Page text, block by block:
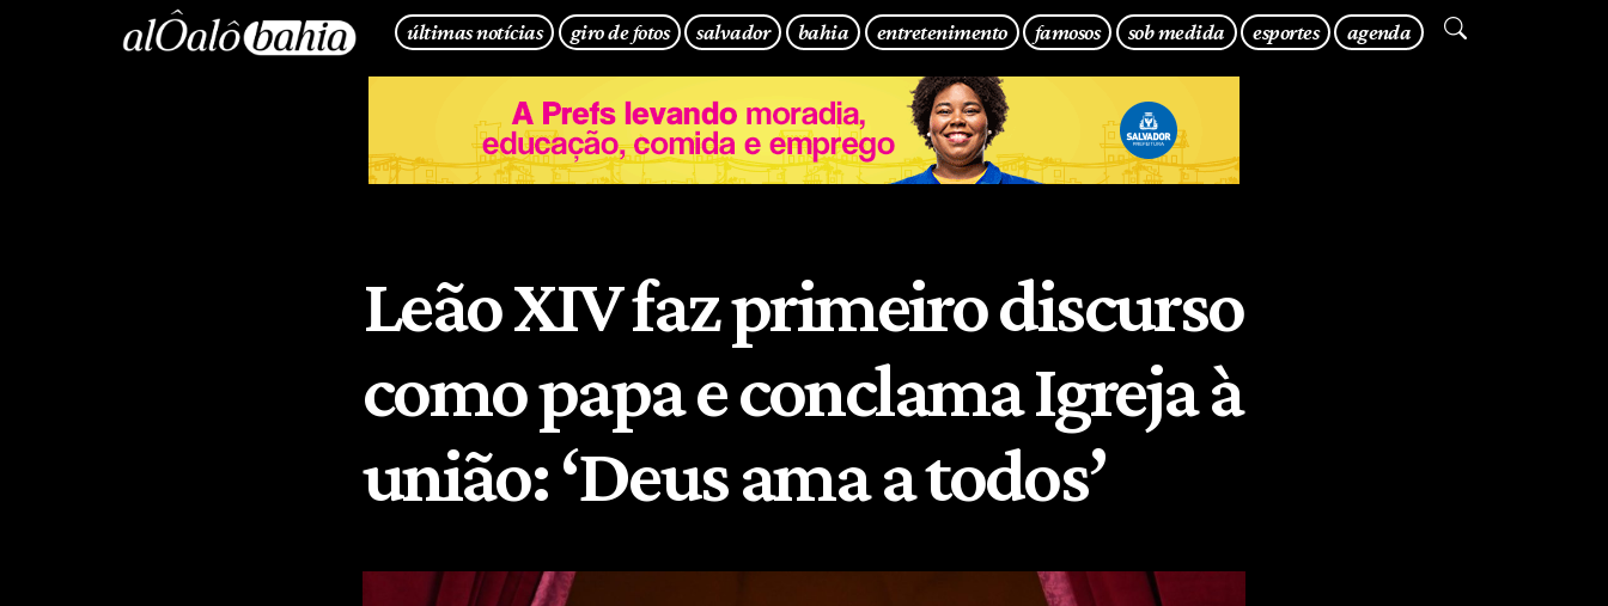
últimas notícias giro de fotos salvador bahia entretenimento famosos sob medida esportes agenda
Leão XIV faz primeiro discurso
como papa e conclama Igreja à
união: ‘Deus ama a todos’